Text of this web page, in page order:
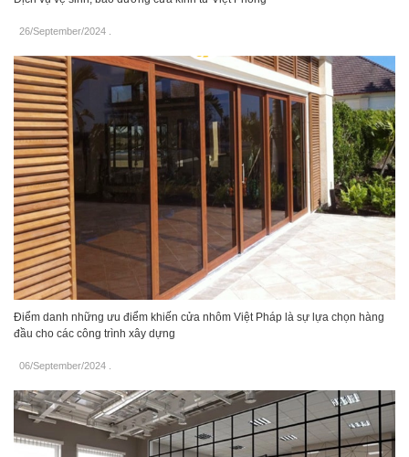
26/September/2024 .
Điểm danh những ưu điểm khiến cửa nhôm Việt Pháp là sự lựa chọn hàng
đầu cho các công trình xây dựng
06/September/2024